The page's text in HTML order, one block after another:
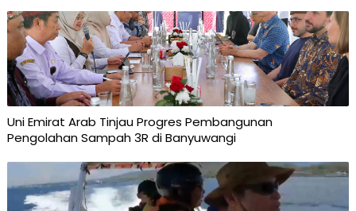
Uni Emirat Arab Tinjau Progres Pembangunan
Pengolahan Sampah 3R di Banyuwangi